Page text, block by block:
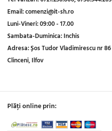
Email:comenzi@it-sh.ro
Luni-Vineri:09:00 - 17.00
Sambata-Duminica:Inchis
Adresa:Șos Tudor Vladimirescu nr 86
Clinceni, Ilfov
Plăți online prin: